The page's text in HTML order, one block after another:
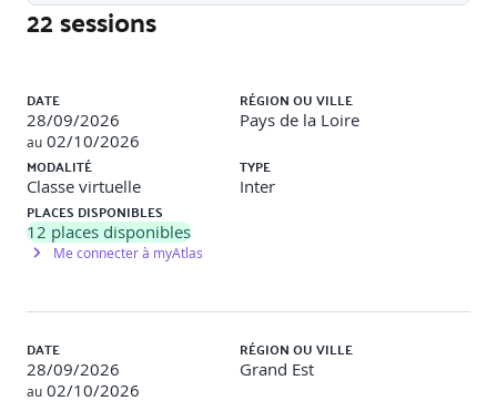
C++, le langage
L’initialisation uniforme, Les opérateurs
Les structures de contrôles
Tableaux et chaînes de caractères
Les fonctions, paramètres par défaut et la surcharge
Les pointeurs bruts, référence lvalue
Les structures et les types personnalisés, les
énumérations
22 sessions
DATE
28/09/2026
au 02/10/2026
RÉGION OU VILLE
Pays de la Loire
MODALITÉ
Classe virtuelle
TYPE
Inter
PLACES DISPONIBLES
12 places disponibles
Me connecter à myAtlas
DATE
28/09/2026
au 02/10/2026
RÉGION OU VILLE
Grand Est